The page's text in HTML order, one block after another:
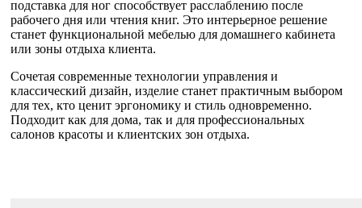
подставка для ног способствует расслаблению после
рабочего дня или чтения книг. Это интерьерное решение
станет функциональной мебелью для домашнего кабинета
или зоны отдыха клиента.
Сочетая современные технологии управления и
классический дизайн, изделие станет практичным выбором
для тех, кто ценит эргономику и стиль одновременно.
Подходит как для дома, так и для профессиональных
салонов красоты и клиентских зон отдыха.